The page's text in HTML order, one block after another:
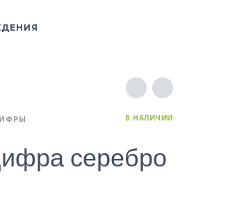
В НАЛИЧИИ
серебро